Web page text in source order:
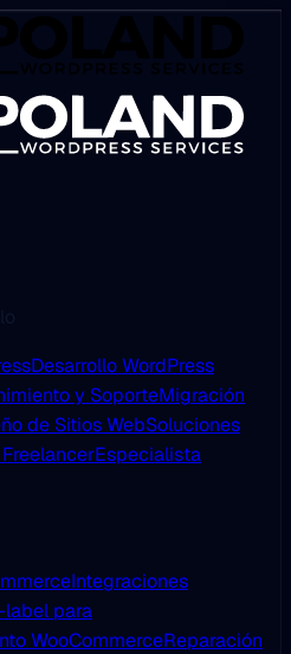
Desarrollo WordPress
y SoporteMigración
de Sitios WebSoluciones
Especialista
Integraciones
label para
WooCommerceReparación